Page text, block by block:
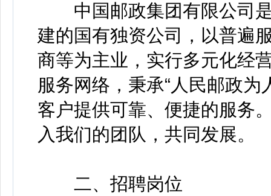
中国邮政集团有限公司是
建的国有独资公司，以普遍
商等为主业，实行多元化经
服务网络，秉承“人民邮政
客户提供可靠、便捷的服务
入我们的团队，共同发展。
二、招聘岗位